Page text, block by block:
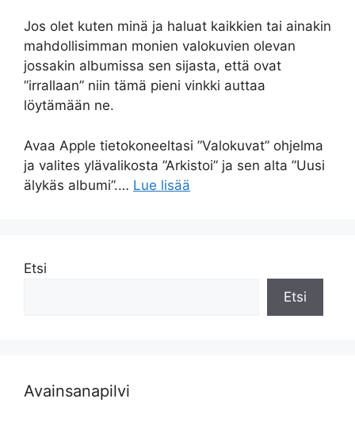
Jos olet kuten minä ja haluat kaikkien tai ainakin
mahdollisimman monien valokuvien olevan
jossakin albumissa sen sijasta, että ovat
”irrallaan” niin tämä pieni vinkki auttaa
löytämään ne.
Avaa Apple tietokoneeltasi ”Valokuvat” ohjelma
ja valites ylävalikosta ”Arkistoi” ja sen alta ”Uusi
älykäs albumi”.… Lue lisää
Etsi
Etsi
Avainsanapilvi